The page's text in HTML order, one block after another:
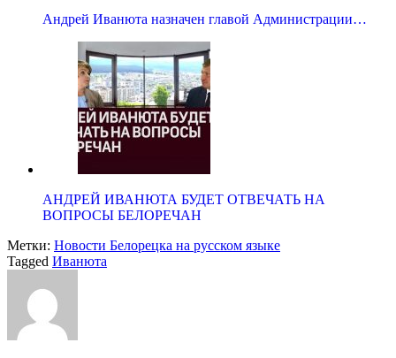
Андрей Иванюта назначен главой Администрации…
АНДРЕЙ ИВАНЮТА БУДЕТ ОТВЕЧАТЬ НА
ВОПРОСЫ БЕЛОРЕЧАН
Метки: Новости Белорецка на русском языке
Tagged Иванюта